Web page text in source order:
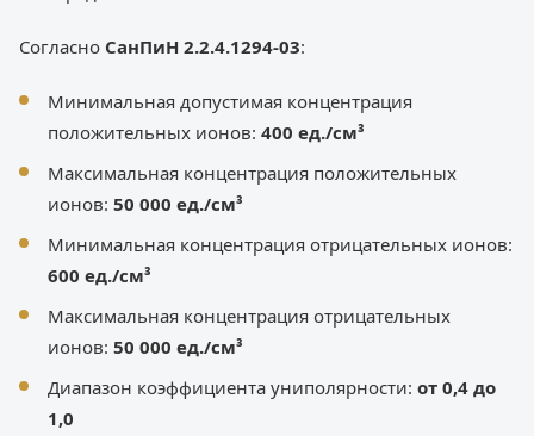
Согласно СанПиН 2.2.4.1294-03:
Минимальная допустимая концентрация
положительных ионов: 400 ед./см³
Максимальная концентрация положительных
ионов: 50 000 ед./см³
Минимальная концентрация отрицательных ионов:
600 ед./см³
Максимальная концентрация отрицательных
ионов: 50 000 ед./см³
Диапазон коэффициента униполярности: от 0,4 до
1,0